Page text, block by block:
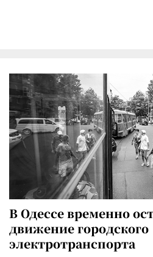
В Одессе временно
движение городского
электротранспорта